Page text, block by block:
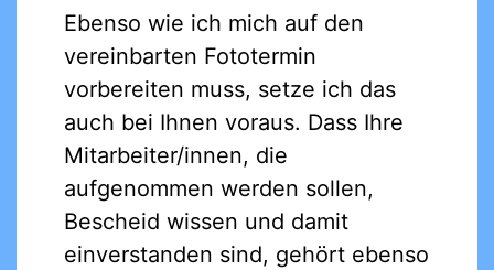
Ebenso wie ich mich auf den
vereinbarten Fototermin
vorbereiten muss, setze ich das
auch bei Ihnen voraus. Dass Ihre
Mitarbeiter/innen, die
aufgenommen werden sollen,
Bescheid wissen und damit
einverstanden sind, gehört ebenso